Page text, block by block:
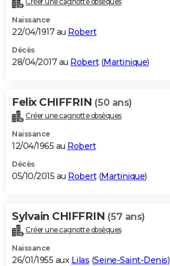
Naissance
22/04/1917 au Robert
Décès
28/04/2017 au Robert(Martinique)
Felix CHIFFRIN (50 ans)
Créer une cagnotte obsèques
Naissance
12/04/1965 au Robert
Décès
05/10/2015 au Robert(Martinique)
Sylvain CHIFFRIN (57 ans)
Créer une cagnotte obsèques
Naissance
26/01/1955 aux Lilas (Seine-Saint-Denis)